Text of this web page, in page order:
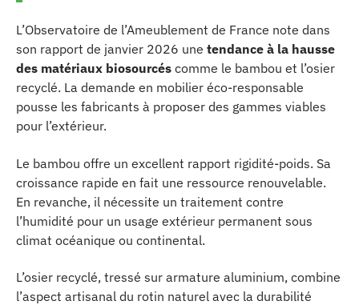
L’Observatoire de l’Ameublement de France note dans
son rapport de janvier 2026 une tendance à la hausse
des matériaux biosourcés comme le bambou et l’osier
recyclé. La demande en mobilier éco-responsable
pousse les fabricants à proposer des gammes viables
pour l’extérieur.
Le bambou offre un excellent rapport rigidité-poids. Sa
croissance rapide en fait une ressource renouvelable.
En revanche, il nécessite un traitement contre
l’humidité pour un usage extérieur permanent sous
climat océanique ou continental.
L’osier recyclé, tressé sur armature aluminium, combine
l’aspect artisanal du rotin naturel avec la durabilité